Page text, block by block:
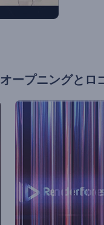
オープニングとロ